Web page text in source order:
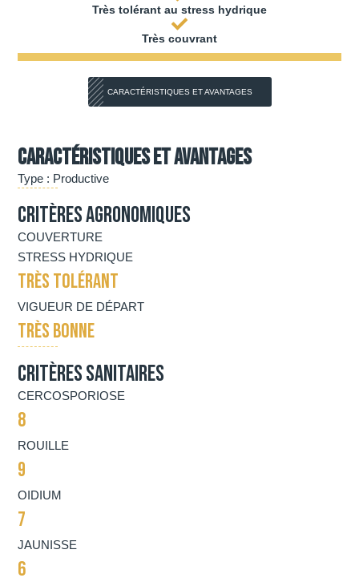
Très tolérant au stress hydrique
Très couvrant
CARACTÉRISTIQUES ET AVANTAGES
Caractéristiques et avantages
Type : Productive
Critères agronomiques
COUVERTURE
STRESS HYDRIQUE
TRÈS TOLÉRANT
VIGUEUR DE DÉPART
TRÈS BONNE
Critères sanitaires
CERCOSPORIOSE
8
ROUILLE
9
OIDIUM
7
JAUNISSE
6